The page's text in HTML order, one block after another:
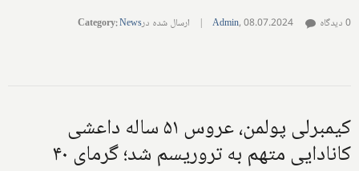
Admin,08.07.2024
| ارسال شده در Category:News 0 دیدگاه
کیمبرلی پولمن، عروس ۵۱ ساله داعشی
کانادایی متهم به تروریسم شد؛ گرمای ۴۰